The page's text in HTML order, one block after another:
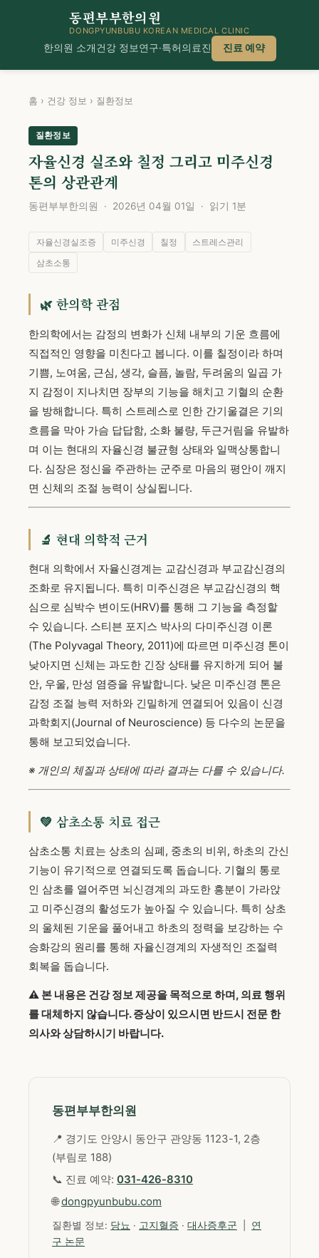
동편부부한의원
DONGPYUNBUBU KOREAN MEDICAL CLINIC
한의원 소개건강 정보연구·특허의료진 진료 예약
홈 › 건강 정보 › 질환정보
질환정보
자율신경 실조와 칠정 그리고 미주신경
톤의 상관관계
동편부부한의원 · 2026년 04월 01일 · 읽기 1분
자율신경실조증 미주신경 칠정
스트레스관리
삼초소통
🌿 한의학 관점
한의학에서는 감정의 변화가 신체 내부의 기운 흐름에
직접적인 영향을 미친다고 봅니다. 이를 칠정이라 하며
기쁨, 노여움, 근심, 생각, 슬픔, 놀람, 두려움의 일곱 가
지 감정이 지나치면 장부의 기능을 해치고 기혈의 순환
을 방해합니다. 특히 스트레스로 인한 간기울결은 기의
흐름을 막아 가슴 답답함, 소화 불량, 두근거림을 유발하
며 이는 현대의 자율신경 불균형 상태와 일맥상통합니
다. 심장은 정신을 주관하는 군주로 마음의 평안이 깨지
면 신체의 조절 능력이 상실됩니다.
🔬 현대 의학적 근거
현대 의학에서 자율신경계는 교감신경과 부교감신경의
조화로 유지됩니다. 특히 미주신경은 부교감신경의 핵
심으로 심박수 변이도(HRV)를 통해 그 기능을 측정할
수 있습니다. 스티븐 포지스 박사의 다미주신경 이론
(The Polyvagal Theory, 2011)에 따르면 미주신경 톤이
낮아지면 신체는 과도한 긴장 상태를 유지하게 되어 불
안, 우울, 만성 염증을 유발합니다. 낮은 미주신경 톤은
감정 조절 능력 저하와 긴밀하게 연결되어 있음이 신경
과학회지(Journal of Neuroscience) 등 다수의 논문을
통해 보고되었습니다.
※ 개인의 체질과 상태에 따라 결과는 다를 수 있습니다.
💚 삼초소통 치료 접근
삼초소통 치료는 상초의 심폐, 중초의 비위, 하초의 간신
기능이 유기적으로 연결되도록 돕습니다. 기혈의 통로
인 삼초를 열어주면 뇌신경계의 과도한 흥분이 가라앉
고 미주신경의 활성도가 높아질 수 있습니다. 특히 상초
의 울체된 기운을 풀어내고 하초의 정력을 보강하는 수
승화강의 원리를 통해 자율신경계의 자생적인 조절력
회복을 돕습니다.
⚠️ 본 내용은 건강 정보 제공을 목적으로 하며, 의료 행위
를 대체하지 않습니다. 증상이 있으시면 반드시 전문 한
의사와 상담하시기 바랍니다.
동편부부한의원
📍 경기도 안양시 동안구 관양동 1123-1, 2층
(부림로 188)
📞 진료 예약: 031-426-8310
🌐dongpyunbubu.com
질환별 정보: 당뇨 · 고지혈증 · 대사증후군
연
구 논문